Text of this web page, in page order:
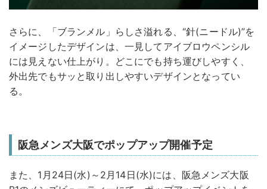
さらに、「ブランメル」らしさ溢れる、“針(ニードル)”を
イメージしたデザインは、一見してアイブロウペンシル
には見えない仕上がり。どこにでも持ち運びしやすく、
外出先でもサッと取り出しやすいデザインとなってい
る。
阪急メンズ大阪でポップアップ開催予定
また、1月24日(水)～2月14日(水)には、阪急メンズ大阪